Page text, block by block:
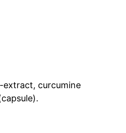
curcumine